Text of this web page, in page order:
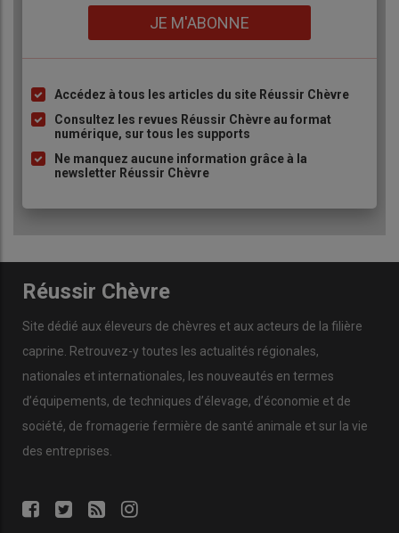
JE M'ABONNE
Liste
à
puce
Accédez à tous les articles du site Réussir Chèvre
Consultez les revues Réussir Chèvre au format
numérique, sur tous les supports
Ne manquez aucune information grâce à la
newsletter Réussir Chèvre
Réussir Chèvre
Site dédié aux éleveurs de chèvres et aux acteurs de la filière
caprine. Retrouvez-y toutes les actualités régionales,
nationales et internationales, les nouveautés en termes
d’équipements, de techniques d’élevage, d’économie et de
société, de fromagerie fermière de santé animale et sur la vie
des entreprises.